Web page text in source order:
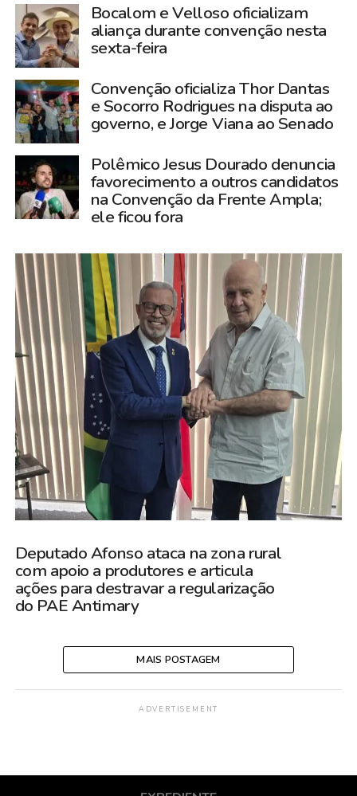
Bocalom e Velloso oficializam
aliança durante convenção nesta
sexta-feira
Convenção oficializa Thor Dantas
e Socorro Rodrigues na disputa ao
governo, e Jorge Viana ao Senado
Polêmico Jesus Dourado denuncia
favorecimento a outros candidatos
na Convenção da Frente Ampla;
ele ficou fora
Deputado Afonso ataca na zona rural
com apoio a produtores e articula
ações para destravar a regularização
do PAE Antimary
MAIS POSTAGEM
ADVERTISEMENT